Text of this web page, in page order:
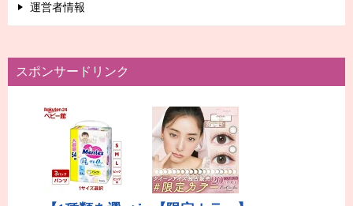
運営者情報
スポンサードリンク